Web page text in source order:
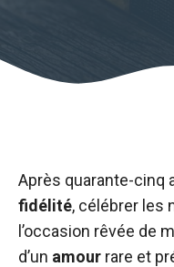
Après quarante-cinq
fidélité, célébrer les
l’occasion rêvée de
d’un amour rare et